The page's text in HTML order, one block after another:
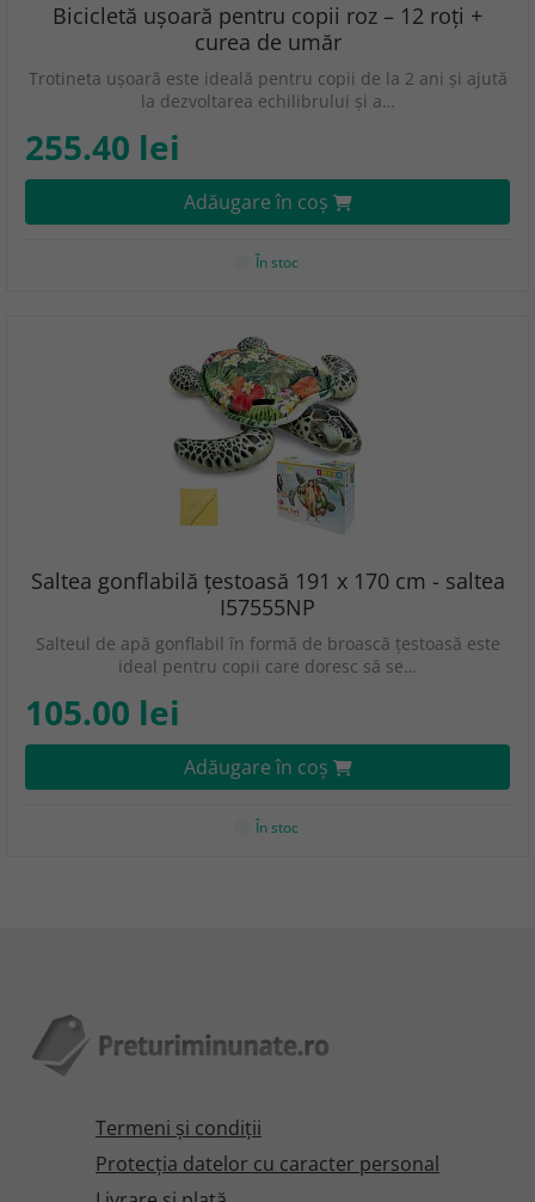
Bicicletă ușoară pentru copii roz – 12 roți +
curea de umăr
Trotineta ușoară este ideală pentru copii de la 2 ani și ajută
la dezvoltarea echilibrului și a…
255.40 lei
Adăugare în coş
În stoc
Saltea gonflabilă țestoasă 191 x 170 cm - saltea
I57555NP
Salteul de apă gonflabil în formă de broască țestoasă este
ideal pentru copii care doresc să se…
105.00 lei
Adăugare în coş
În stoc
Termeni şi condiţii
Protecţia datelor cu caracter personal